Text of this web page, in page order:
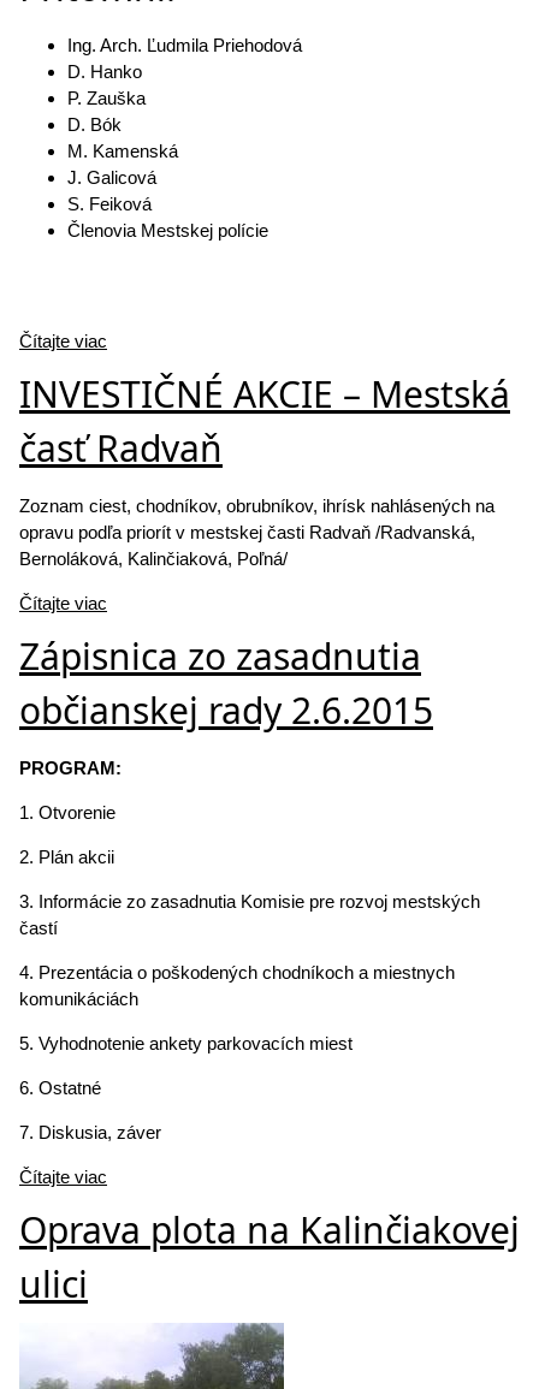
Ing. Arch. Ľudmila Priehodová
D. Hanko
P. Zauška
D. Bók
M. Kamenská
J. Galicová
S. Feiková
Členovia Mestskej polície
Čítajte viac
INVESTIČNÉ AKCIE – Mestská
časť Radvaň
Zoznam ciest, chodníkov, obrubníkov, ihrísk nahlásených na
opravu podľa priorít v mestskej časti Radvaň /Radvanská,
Bernoláková, Kalinčiaková, Poľná/
Čítajte viac
Zápisnica zo zasadnutia
občianskej rady 2.6.2015
PROGRAM:
1. Otvorenie
2. Plán akcii
3. Informácie zo zasadnutia Komisie pre rozvoj mestských
častí
4. Prezentácia o poškodených chodníkoch a miestnych
komunikáciách
5. Vyhodnotenie ankety parkovacích miest
6. Ostatné
7. Diskusia, záver
Čítajte viac
Oprava plota na Kalinčiakovej
ulici